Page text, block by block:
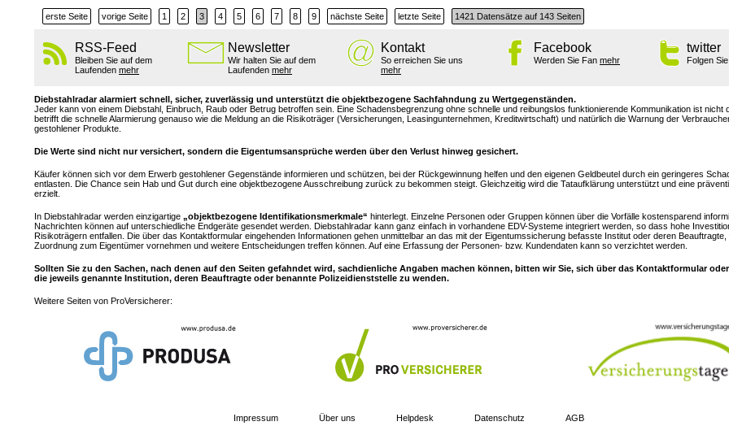
erste Seite vorige Seite 1 2 3 4 5 6 7 8 9 nächste Seite letzte Seite 1421 Datensätze auf 143 Seiten
RSS-Feed
Bleiben Sie auf dem
Laufenden mehr
Newsletter
Wir halten Sie auf dem
Laufenden mehr
Kontakt
So erreichen Sie uns
mehr
Facebook
Werden Sie Fan mehr
twitter
Folgen
Diebstahlradar alarmiert schnell, sicher, zuverlässig und unterstützt die objektbezogene Sachfahndung zu Wertgegenständen.
Jeder kann von einem Diebstahl, Einbruch, Raub oder Betrug betroffen sein. Eine Schadensbegrenzung ohne schnelle und reibungslos funktionierende Kommunikation ist nicht
betrifft die schnelle Alarmierung genauso wie die Meldung an die Risikoträger (Versicherungen, Leasingunternehmen, Kreditwirtschaft) und natürlich die Warnung der
gestohlener Produkte.
Die Werte sind nicht nur versichert, sondern die Eigentumsansprüche werden über den Verlust hinweg gesichert.
Käufer können sich vor dem Erwerb gestohlener Gegenstände informieren und schützen, bei der Rückgewinnung helfen und den eigenen Geldbeutel durch ein geringeres
entlasten. Die Chance sein Hab und Gut durch eine objektbezogene Ausschreibung zurück zu bekommen steigt. Gleichzeitig wird die Tataufklärung unterstützt und eine
erzielt.
In Diebstahlradar werden einzigartige „objektbezogene Identifikationsmerkmale“ hinterlegt. Einzelne Personen oder Gruppen können über die Vorfälle kostensparend
Nachrichten können auf unterschiedliche Endgeräte gesendet werden. Diebstahlradar kann ganz einfach in vorhandene EDV-Systeme integriert werden, so dass hohe
Risikoträgern entfallen. Die über das Kontaktformular eingehenden Informationen gehen unmittelbar an das mit der Eigentumssicherung befasste Institut oder deren Beauftragte,
Zuordnung zum Eigentümer vornehmen und weitere Entscheidungen treffen können. Auf eine Erfassung der Personen- bzw. Kundendaten kann so verzichtet werden.
Sollten Sie zu den Sachen, nach denen auf den Seiten gefahndet wird, sachdienliche Angaben machen können, bitten wir Sie, sich über das Kontaktformular
die jeweils genannte Institution, deren Beauftragte oder benannte Polizeidienststelle zu wenden.
Weitere Seiten von ProVersicherer:
Impressum Über uns Helpdesk Datenschutz AGB